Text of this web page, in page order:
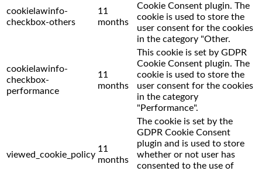
cookielawinfo-
checkbox-others
11
months
Cookie Consent plugin. The
cookie is used to store the
user consent for the cookies
in the category "Other.
cookielawinfo-
checkbox-
performance
11
months
This cookie is set by GDPR
Cookie Consent plugin. The
cookie is used to store the
user consent for the cookies
in the category
"Performance".
viewed_cookie_policy
11
months
The cookie is set by the
GDPR Cookie Consent
plugin and is used to store
whether or not user has
consented to the use of